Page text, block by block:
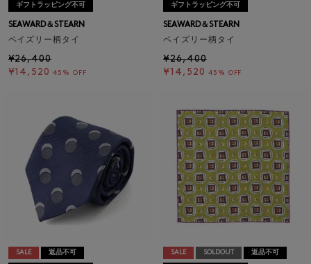
ギフトラッピング不可
SEAWARD＆STEARN
ペイズリー柄タイ
¥26,400
¥14,520 45% OFF
ギフトラッピング不可
SEAWARD＆STEARN
ペイズリー柄タイ
¥26,400
¥14,520 45% OFF
SALE 返品不可 SALE SOLDOUT 返品不可